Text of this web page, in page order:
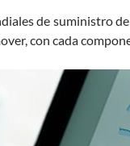
de suministro
con cada